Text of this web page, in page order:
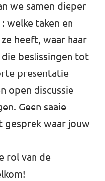
we samen dieper
welke taken en
heeft, waar haar
beslissingen tot
presentatie
open discussie
Geen saaie
gesprek waar jouw
rol van de